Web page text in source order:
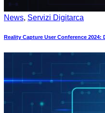
News, Servizi Digitarca
Reality Capture User Conference